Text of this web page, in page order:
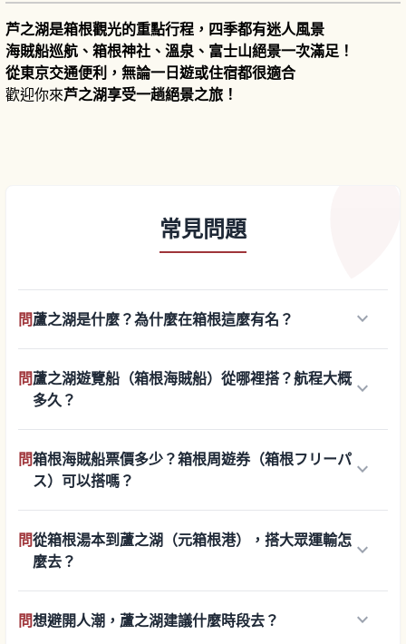
芦之湖是箱根觀光的重點行程，四季都有迷人風景
海賊船巡航、箱根神社、溫泉、富士山絕景一次滿足！
從東京交通便利，無論一日遊或住宿都很適合
歡迎你來芦之湖享受一趟絕景之旅！
常見問題
問蘆之湖是什麼？為什麼在箱根這麼有名？ keyboard_arrow_down
問蘆之湖遊覽船（箱根海賊船）從哪裡搭？航程大概
多久？
keyboard_arrow_down
問箱根海賊船票價多少？箱根周遊券（箱根フリーパ
ス）可以搭嗎？
keyboard_arrow_down
問從箱根湯本到蘆之湖（元箱根港），搭大眾運輸怎
麼去？
keyboard_arrow_down
問想避開人潮，蘆之湖建議什麼時段去？ keyboard_arrow_down